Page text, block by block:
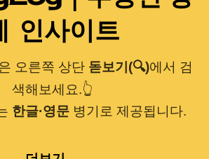
인사이트
오른쪽 상단 돋보기(🔍)에서 검
색해보세요.👆
한글·영문 병기로 제공됩니다.